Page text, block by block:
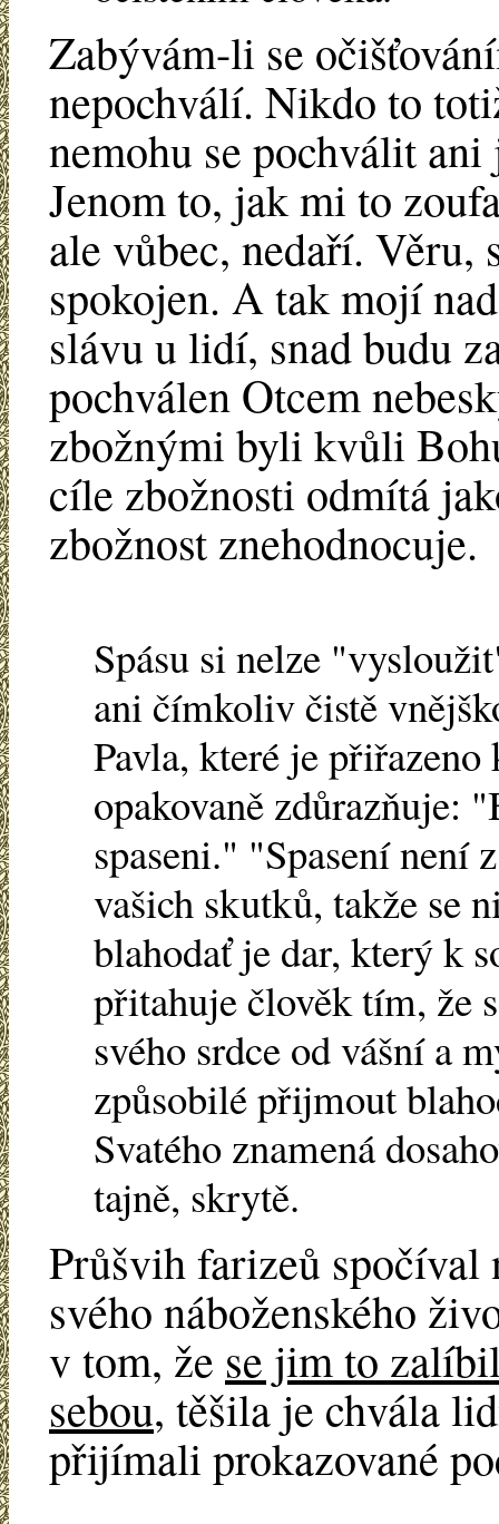
Zabývám-li se
nepochválí. Nikdo to
nemohu se pochválit
Jenom to, jak mi to
ale vůbec, nedaří. Věru,
spokojen. A tak mojí
slávu u lidí, snad budu
pochválen Otcem
zbožnými byli kvůli
cíle zbožnosti odmítá
zbožnost znehodnocuje.
Spásu si nelze
ani čímkoliv čistě
Pavla, které je
opakovaně zdůrazňuje:
spaseni." "Spasení není
vašich skutků, takže se
blahodať je dar, který k
přitahuje člověk tím, že
svého srdce od vášní a
způsobilé přijmout
Svatého znamená
tajně, skrytě.
Průšvih farizeů spočíval
svého náboženského
v tom, že se jim to
sebou, těšila je chvála
přijímali prokazované